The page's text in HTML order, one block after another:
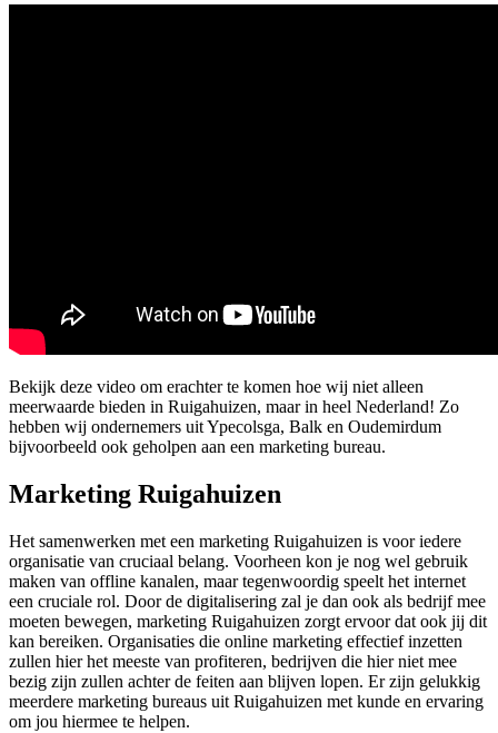
Bekijk deze video om erachter te komen hoe wij niet alleen
meerwaarde bieden in Ruigahuizen, maar in heel Nederland! Zo
hebben wij ondernemers uit Ypecolsga, Balk en Oudemirdum
bijvoorbeeld ook geholpen aan een marketing bureau.
Marketing Ruigahuizen
Het samenwerken met een marketing Ruigahuizen is voor iedere
organisatie van cruciaal belang. Voorheen kon je nog wel gebruik
maken van offline kanalen, maar tegenwoordig speelt het internet
een cruciale rol. Door de digitalisering zal je dan ook als bedrijf mee
moeten bewegen, marketing Ruigahuizen zorgt ervoor dat ook jij dit
kan bereiken. Organisaties die online marketing effectief inzetten
zullen hier het meeste van profiteren, bedrijven die hier niet mee
bezig zijn zullen achter de feiten aan blijven lopen. Er zijn gelukkig
meerdere marketing bureaus uit Ruigahuizen met kunde en ervaring
om jou hiermee te helpen.